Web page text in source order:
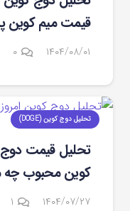
قیمت میم کوین
۱۴۰۴/۰۸/۰۱ ۰
تحلیل دوج کوین (DOGE)
کوین محبوب
۱۴۰۴/۰۷/۲۷ ۱